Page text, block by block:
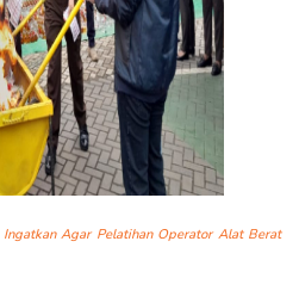
Ingatkan Agar Pelatihan Operator Alat Berat